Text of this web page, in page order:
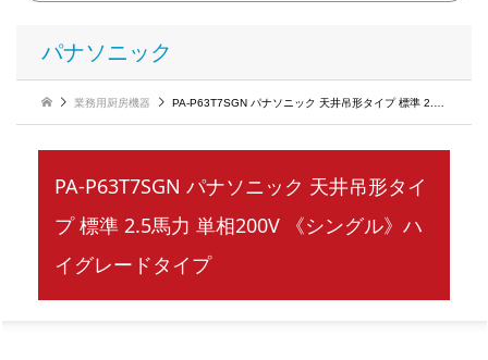
パナソニック
業務用厨房機器 PA-P63T7SGN パナソニック 天井吊形タイプ 標準 2.5馬力 単相200V 《シングル》ハイグレードタイプ
PA-P63T7SGN パナソニック 天井吊形タイ
プ 標準 2.5馬力 単相200V 《シングル》ハ
イグレードタイプ